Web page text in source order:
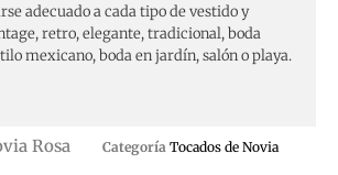
adecuado a cada tipo de vestido y
retro, elegante, tradicional, boda
mexicano, boda en jardín, salón o playa.
Rosa Categoría Tocados de Novia